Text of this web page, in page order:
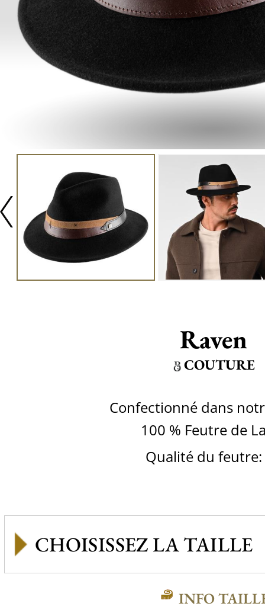
Raven
COUTURE
Confectionné dans
100 % Feutre de
Qualité du feutre:
INFO